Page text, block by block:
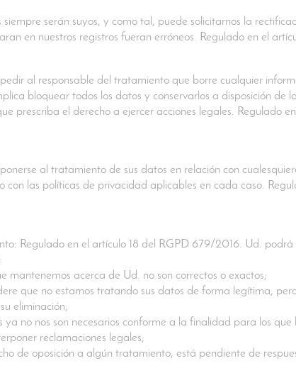
serán suyos, y como tal, puede solicitarnos la
en nuestros registros fueran erróneos. Regulado en el
al responsable del tratamiento que borre cualquier
bloquear todos los datos y conservarlos a disposición de
prescriba el derecho a ejercer acciones legales. Regulado
al tratamiento de sus datos en relación con
con las políticas de privacidad aplicables en cada caso.
Regulado en el artículo 18 del RGPD 679/2016. Ud. podrá
mantenemos acerca de Ud. no son correctos o exactos;
que no estamos tratando sus datos de forma legítima,
eliminación;
ya no nos son necesarios conforme a la finalidad para los
reclamaciones legales;
de oposición a algún tratamiento, está pendiente de